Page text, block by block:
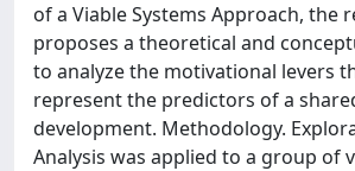
of a Viable Systems Approach, the
proposes a theoretical and
to analyze the motivational levers
represent the predictors of a
development. Methodology.
Analysis was applied to a group of